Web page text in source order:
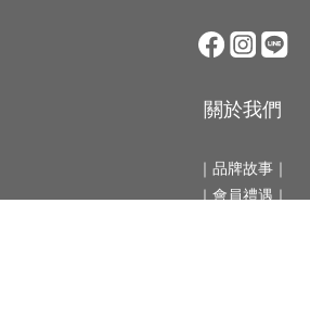
關於我們
｜ 品牌故事 ｜
｜會員禮遇｜